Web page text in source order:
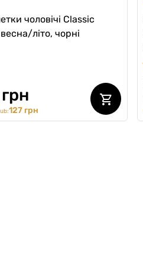
чоловічі Classic
літо, чорні
127 грн